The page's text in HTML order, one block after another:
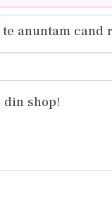
anuntam cand
shop!